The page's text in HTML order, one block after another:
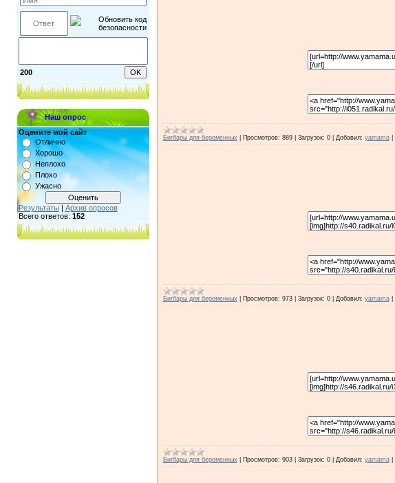
200
Наш опрос
Оцените мой сайт
Отлично
Хорошо
Неплохо
Плохо
Ужасно
Результаты | Архив опросов
Всего ответов: 152
Бигбары для беременных Просмотров: 889| Загрузок: 0| Добавил: yamama|
Бигбары для беременных Просмотров: 973| Загрузок: 0| Добавил: yamama|
Бигбары для беременных Просмотров: 903| Загрузок: 0| Добавил: yamama|